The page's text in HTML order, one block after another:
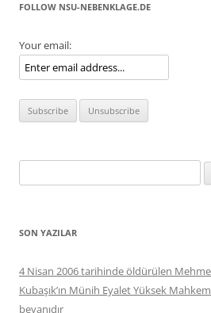
FOLLOW NSU-NEBENKLAGE.DE
Your email:
SON YAZILAR
4 Nisan 2006 tarihinde öldürülen Mehmet
Kubaşık’ın Münih Eyalet Yüksek
beyanıdır